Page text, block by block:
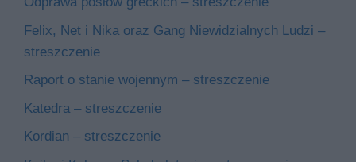
Felix, Net i Nika oraz Gang Niewidzialnych Ludzi –
streszczenie
Raport o stanie wojennym – streszczenie
Katedra – streszczenie
Kordian – streszczenie